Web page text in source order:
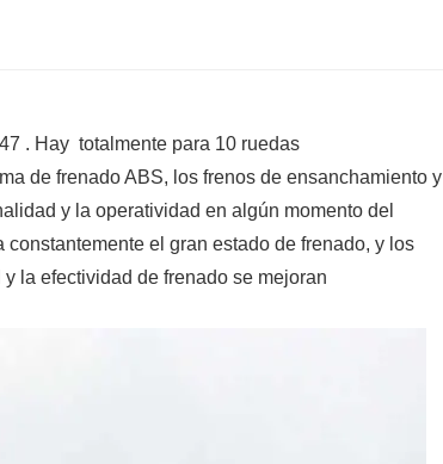
. Hay totalmente para 10 ruedas
de frenado ABS, los frenos de ensanchamiento y
y la operatividad en algún momento del
el gran estado de frenado, y los
la efectividad de frenado se mejoran